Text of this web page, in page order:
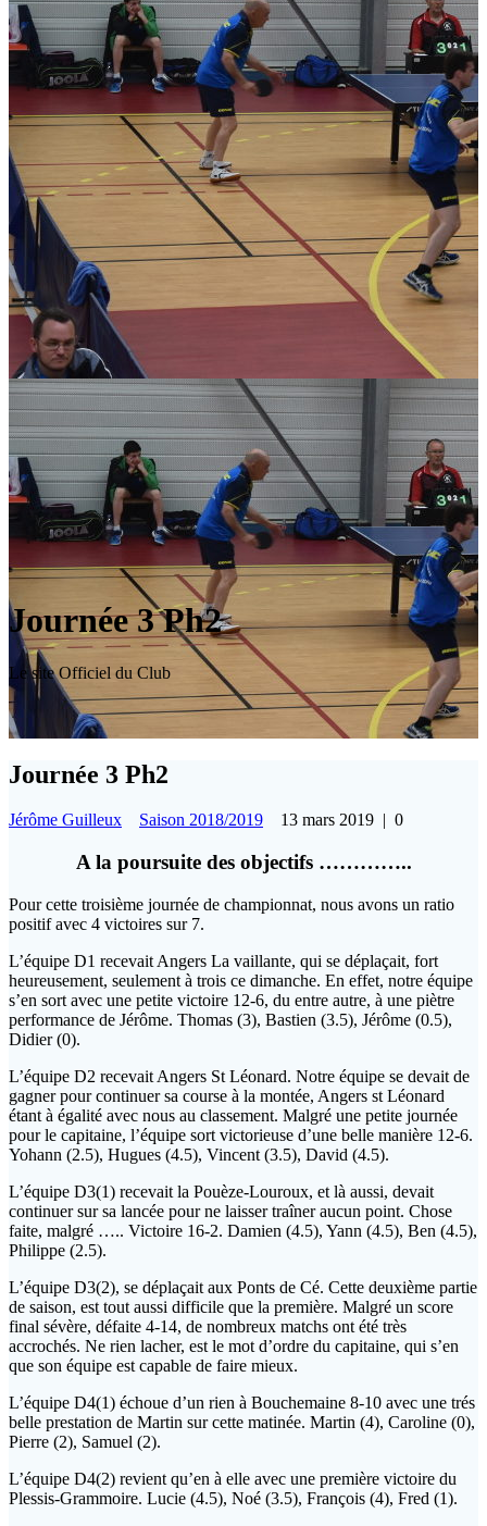
Journée 3 Ph2
Le site Officiel du Club
Journée 3 Ph2
Jérôme Guilleux Saison 2018/2019 13 mars 2019 | 0
A la poursuite des objectifs …………..
Pour cette troisième journée de championnat, nous avons un ratio
positif avec 4 victoires sur 7.
L’équipe D1 recevait Angers La vaillante, qui se déplaçait, fort
heureusement, seulement à trois ce dimanche. En effet, notre équipe
s’en sort avec une petite victoire 12-6, du entre autre, à une piètre
performance de Jérôme. Thomas (3), Bastien (3.5), Jérôme (0.5),
Didier (0).
L’équipe D2 recevait Angers St Léonard. Notre équipe se devait de
gagner pour continuer sa course à la montée, Angers st Léonard
étant à égalité avec nous au classement. Malgré une petite journée
pour le capitaine, l’équipe sort victorieuse d’une belle manière 12-6.
Yohann (2.5), Hugues (4.5), Vincent (3.5), David (4.5).
L’équipe D3(1) recevait la Pouèze-Louroux, et là aussi, devait
continuer sur sa lancée pour ne laisser traîner aucun point. Chose
faite, malgré ….. Victoire 16-2. Damien (4.5), Yann (4.5), Ben (4.5),
Philippe (2.5).
L’équipe D3(2), se déplaçait aux Ponts de Cé. Cette deuxième partie
de saison, est tout aussi difficile que la première. Malgré un score
final sévère, défaite 4-14, de nombreux matchs ont été très
accrochés. Ne rien lacher, est le mot d’ordre du capitaine, qui s’en
que son équipe est capable de faire mieux.
L’équipe D4(1) échoue d’un rien à Bouchemaine 8-10 avec une trés
belle prestation de Martin sur cette matinée. Martin (4), Caroline (0),
Pierre (2), Samuel (2).
L’équipe D4(2) revient qu’en à elle avec une première victoire du
Plessis-Grammoire. Lucie (4.5), Noé (3.5), François (4), Fred (1).